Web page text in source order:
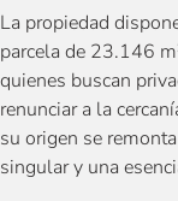
La propiedad
parcela de 23.146
quienes buscan
renunciar a la
su origen se
singular y una